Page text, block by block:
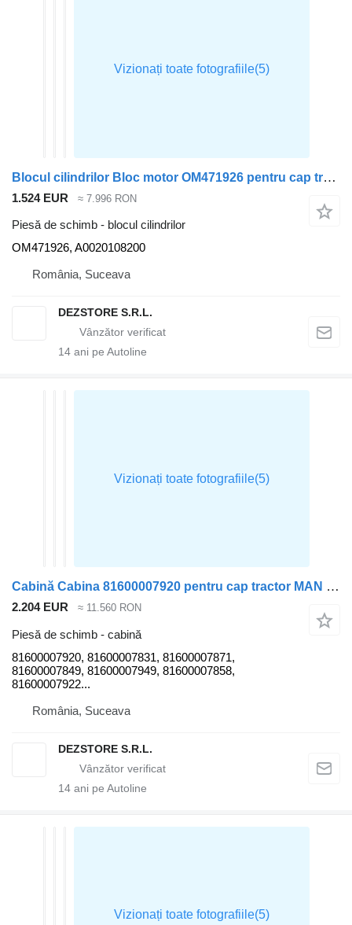
Blocul cilindrilor Bloc motor OM471926 pentru cap tractor Mercedes-Benz ACTROS MP4
1.524 EUR ≈ 7.996 RON
Piesă de schimb - blocul cilindrilor
OM471926, A0020108200
România, Suceava
DEZSTORE S.R.L.
14 ani pe Autoline
Cabină Cabina 81600007920 pentru cap tractor MAN TGX
2.204 EUR ≈ 11.560 RON
Piesă de schimb - cabină
81600007920, 81600007831, 81600007871,
81600007849, 81600007949, 81600007858,
81600007922...
România, Suceava
DEZSTORE S.R.L.
14 ani pe Autoline